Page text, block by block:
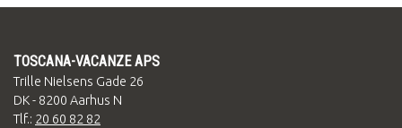
TOSCANA-VACANZE APS
Trille Nielsens Gade 26
DK - 8200 Aarhus N
Tlf.: 20 60 82 82